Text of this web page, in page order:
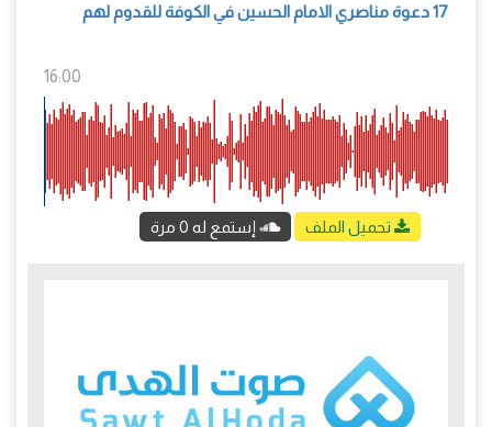
17 دعوة مناصري الامام الحسين في الكوفة للقدوم لهم
16:00
تحميل الملف إستمع له 0 مرة